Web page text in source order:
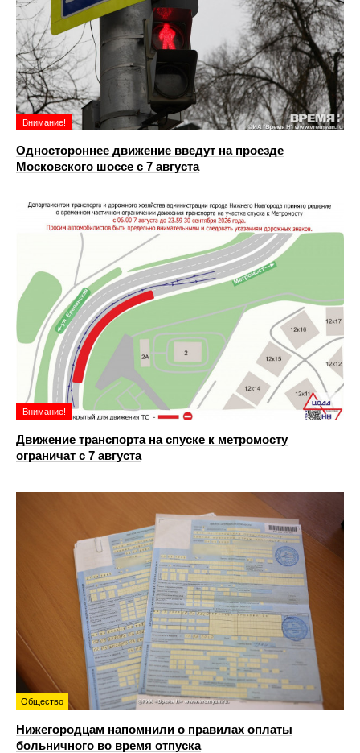
Внимание!
Одностороннее движение введут на проезде
Московского шоссе с 7 августа
Внимание!
Движение транспорта на спуске к метромосту
ограничат с 7 августа
Общество
Нижегородцам напомнили о правилах оплаты
больничного во время отпуска